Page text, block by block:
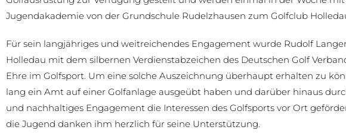
Jugendakademie von der Grundschule Rudelzhausen zum Golfclub
Für sein langjähriges und weitreichendes Engagement wurde Rudolf
Holledau mit dem silbernen Verdienstabzeichen des Deutschen Golf
Ehre im Golfsport. Um eine solche Auszeichnung überhaupt erhalten zu
lang ein Amt auf einer Golfanlage ausgeübt haben und darüber hinaus
und nachhaltiges Engagement die Interessen des Golfsports vor Ort
die Jugend danken ihm herzlich für seine Unterstützung.